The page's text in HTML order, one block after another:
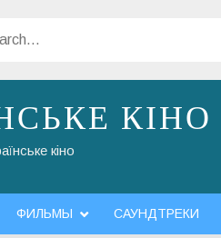
КІНО
кіно
ФИЛЬМЫ САУНДТРЕКИ